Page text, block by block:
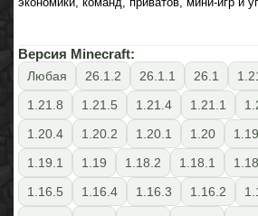
Версия Minecraft:
Любая 26.1.2 26.1.1 26.1
1.21.8
1.21.5 1.21.4 1.21.1
1.20.4
1.20.2 1.20.1 1.20
1.19.1
1.19 1.18.2 1.18.1 1.18
1.16.5
1.16.4 1.16.3 1.16.2